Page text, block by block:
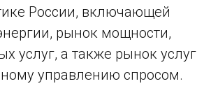
России, включающей
рынок мощности,
услуг, а также рынок услуг
управлению спросом.